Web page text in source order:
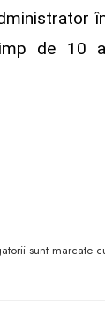
de 10
sunt marcate